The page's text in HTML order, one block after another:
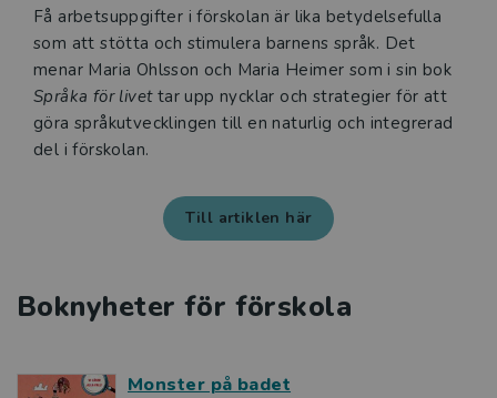
Få arbetsuppgifter i förskolan är lika betydelsefulla
som att stötta och stimulera barnens språk. Det
menar Maria Ohlsson och Maria Heimer som i sin bok
Språka för livettar upp nycklar och strategier för att
göra språkutvecklingen till en naturlig och integrerad
del i förskolan.
Till artiklen här
Boknyheter för förskola
Monster på badet